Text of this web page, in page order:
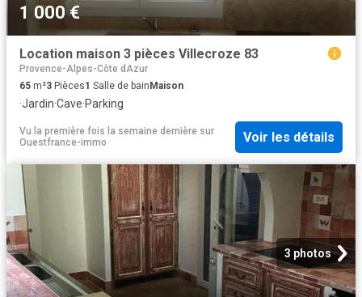
1 000 €
Location maison 3 pièces Villecroze 83
Provence-Alpes-Côte dAzur
65 m²3 Pièces1 Salle de bain Maison
·Jardin·Cave·Parking
Vu la première fois la semaine dernière sur
Ouestfrance-immo
Voir les détails
3 photos